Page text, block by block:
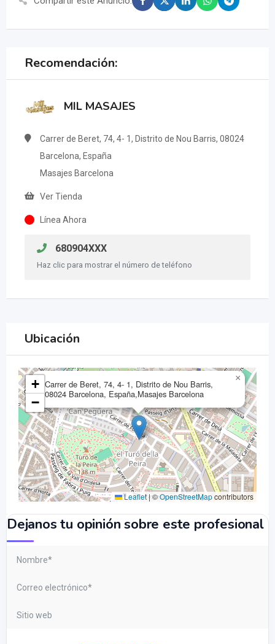
Recomendación:
MIL MASAJES
Carrer de Beret, 74, 4- 1, Distrito de Nou Barris, 08024
Barcelona, España
Masajes Barcelona
Ver Tienda
Línea Ahora
680904XXX
Haz clic para mostrar el número de teléfono
Ubicación
Carrer de Beret, 74, 4- 1, Distrito de Nou Barris,
08024 Barcelona, España,Masajes Barcelona
×
+
−
Leaflet|©OpenStreetMapcontributors
Dejanos tu opinión sobre este profesional